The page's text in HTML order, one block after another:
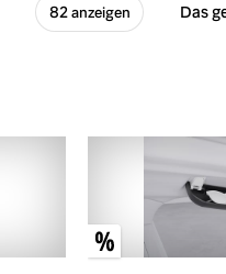
82 anzeigen Das